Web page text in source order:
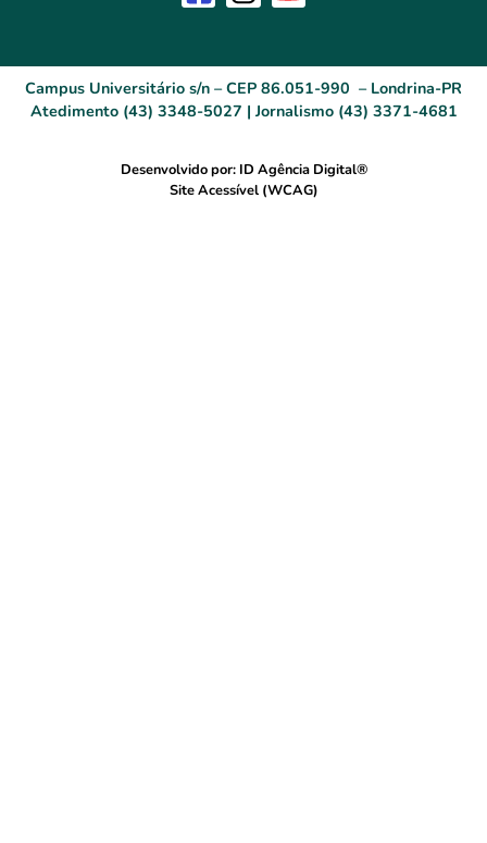
Campus Universitário s/n – CEP 86.051-990 – Londrina-PR
Atedimento (43) 3348-5027 | Jornalismo (43) 3371-4681
Desenvolvido por: ID Agência Digital®
Site Acessível (WCAG)